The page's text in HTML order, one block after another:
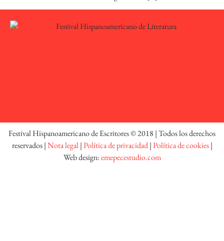
Festival Hispanoamericano de Escritores © 2018 | Todos los derechos
reservados |Nota legal|Política de privacidad|Política de cookies|
Web design:emepecestudio.com